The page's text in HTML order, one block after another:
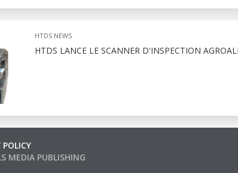
HTDS NEWS
HTDS LANCE LE SCANNER D'INSPECTION
POLICY
MEDIA PUBLISHING